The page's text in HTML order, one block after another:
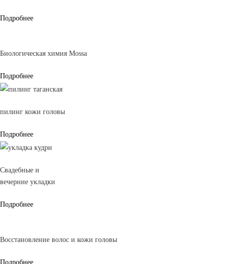
Подробнее
Биологическая химия Mossa
Подробнее
пилинг кожи головы
Подробнее
Свадебные и
вечерние укладки
Подробнее
Восстановление волос и кожи головы
Подробнее